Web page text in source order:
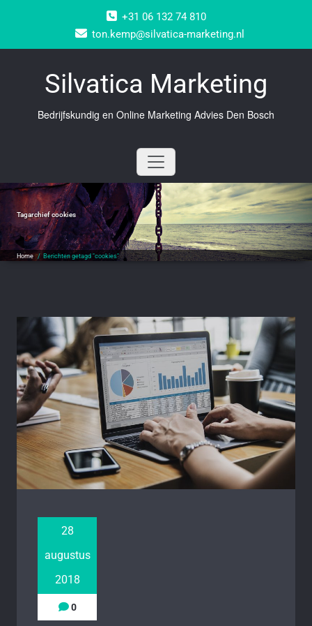
+31 06 132 74 810
ton.kemp@silvatica-marketing.nl
Silvatica Marketing
Bedrijfskundig en Online Marketing Advies Den Bosch
Tagarchiefcookies
Home / Berichten getagd "cookies"
28
augustus
2018
0